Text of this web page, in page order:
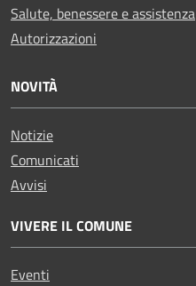
Salute, benessere e assistenza
Autorizzazioni
NOVITÀ
Notizie
Comunicati
Avvisi
VIVERE IL COMUNE
Eventi